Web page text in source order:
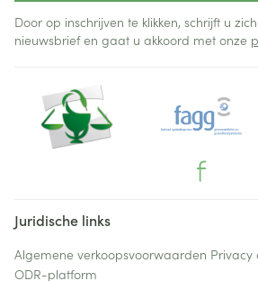
Door op inschrijven te klikken, schrijft u
nieuwsbrief en gaat u akkoord met onze
Juridische links
Algemene verkoopsvoorwaarden Privacy
ODR-platform